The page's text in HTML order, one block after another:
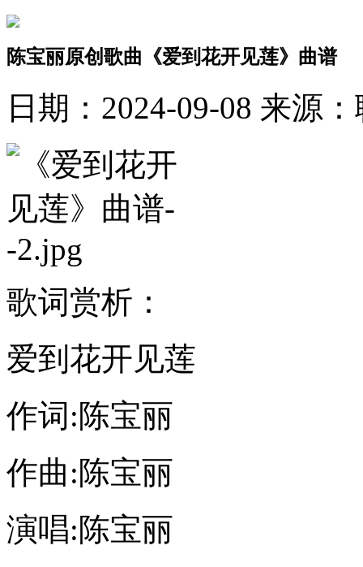
陈宝丽原创歌曲《爱到花开见莲》曲谱
日期：2024-09-08 来源
歌词赏析：
爱到花开见莲
作词:陈宝丽
作曲:陈宝丽
演唱:陈宝丽